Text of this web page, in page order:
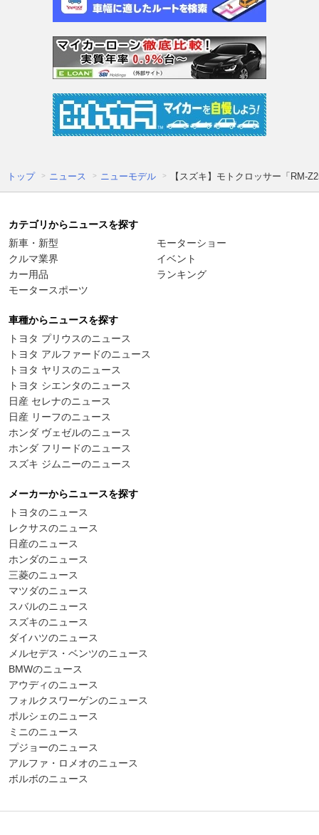
トップ ニュース ニューモデル 【スズキ】モトクロッサー「RM-
カテゴリからニュースを探す
新車・新型
クルマ業界
カー用品
モータースポーツ
モーターショー
イベント
ランキング
車種からニュースを探す
トヨタ プリウスのニュース
トヨタ アルファードのニュース
トヨタ ヤリスのニュース
トヨタ シエンタのニュース
日産 セレナのニュース
日産 リーフのニュース
ホンダ ヴェゼルのニュース
ホンダ フリードのニュース
スズキ ジムニーのニュース
メーカーからニュースを探す
トヨタのニュース
レクサスのニュース
日産のニュース
ホンダのニュース
三菱のニュース
マツダのニュース
スバルのニュース
スズキのニュース
ダイハツのニュース
メルセデス・ベンツのニュース
BMWのニュース
アウディのニュース
フォルクスワーゲンのニュース
ポルシェのニュース
ミニのニュース
プジョーのニュース
アルファ・ロメオのニュース
ボルボのニュース